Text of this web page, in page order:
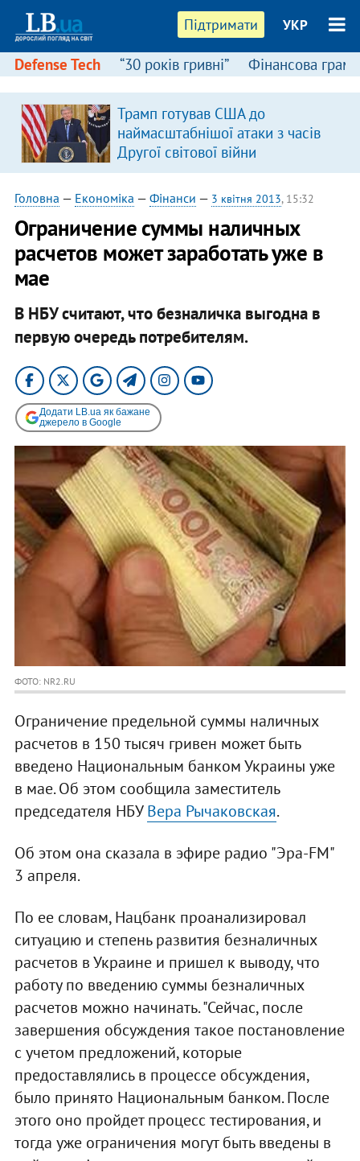
Підтримати УКР
Defense Tech “30 років гривні” Фінансова
Трамп готував США до
наймасштабнішої атаки з часів
Другої світової війни
Головна — Економіка — Фінанси — 3 квітня 2013, 15:32
Ограничение суммы наличных
расчетов может заработать уже в
мае
В НБУ считают, что безналичка выгодна в
первую очередь потребителям.
Додати LB.ua як бажане
джерело в Google
ФОТО: NR2.RU
Ограничение предельной суммы наличных
расчетов в 150 тысяч гривен может быть
введено Национальным банком Украины уже
в мае. Об этом сообщила заместитель
председателя НБУВера Рычаковская.
Об этом она сказала в эфире радио "Эра-FM"
3 апреля.
По ее словам, Нацбанк проанализировал
ситуацию и степень развития безналичных
расчетов в Украине и пришел к выводу, что
работу по введению суммы безналичных
расчетов можно начинать. "Сейчас, после
завершения обсуждения такое постановление
с учетом предложений, которые
предоставлялись в процессе обсуждения,
было принято Национальным банком. После
этого оно пройдет процесс тестирования, и
тогда уже ограничения могут быть введены в